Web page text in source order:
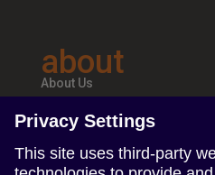
about
About Us